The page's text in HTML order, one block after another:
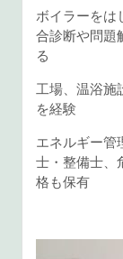
ボイラーをは
合診断や問題
る
工場、温浴施
を経験
エネルギー管
士・整備士、
格も保有